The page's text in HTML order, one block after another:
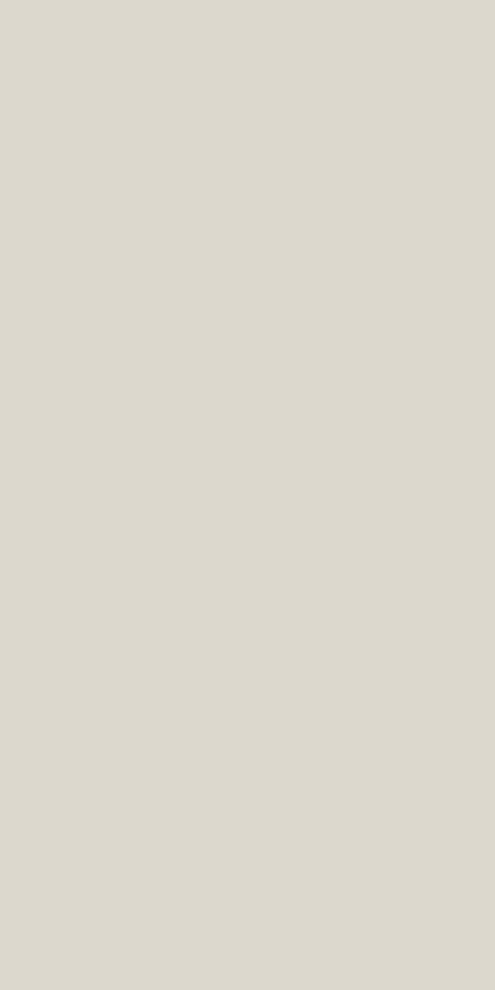
выезд должны быть заранее согласованы с
завтрак и т. д.) должны быть сообщены при
согласия администрации.
за 5 рабочих дней до даты заезда и зависят